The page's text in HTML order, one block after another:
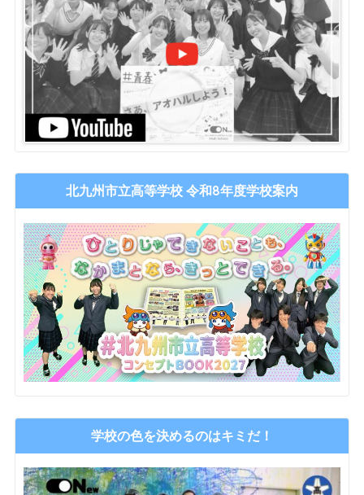
北九州市立高等学校 令和8年度学校案内
学校の色を決めるのはキミだ！